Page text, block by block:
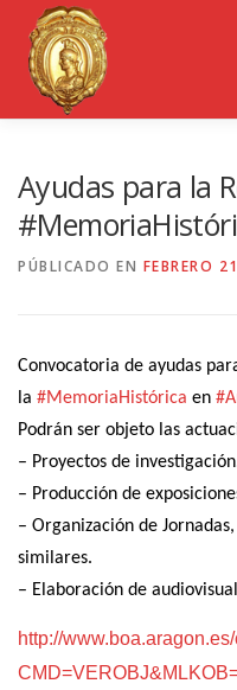
contenido
REVISTA CDL-ARAGÓN
Ayudas para la
PÚBLICADO EN FEBRERO
Convocatoria de ayudas
la #MemoriaHistórica en #
Podrán ser objeto las
– Proyectos de
– Producción de
– Organización de
similares.
– Elaboración de
http://